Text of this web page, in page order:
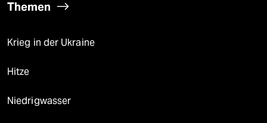
Themen
Krieg in der Ukraine
Hitze
Niedrigwasser